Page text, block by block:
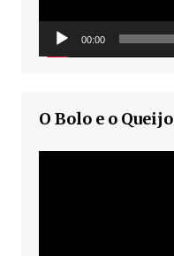
00:00
O Bolo e o Queijo